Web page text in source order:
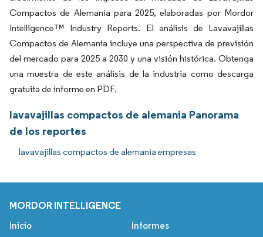
Compactos de Alemania para 2025, elaboradas por Mordor
Intelligence™ Industry Reports. El análisis de Lavavajillas
Compactos de Alemania incluye una perspectiva de previsión
del mercado para 2025 a 2030 y una visión histórica. Obtenga
una muestra de este análisis de la industria como descarga
gratuita de informe en PDF.
lavavajillas compactos de alemania Panorama
de los reportes
lavavajillas compactos de alemania empresas
MORDOR INTELLIGENCE
Inicio Informes